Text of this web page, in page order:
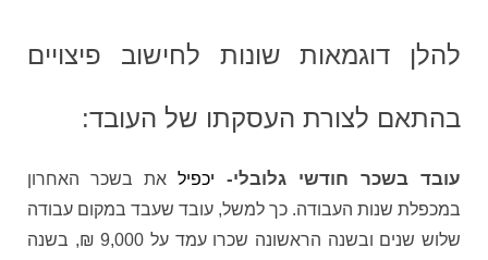
להלן דוגמאות שונות לחישוב פיצויים
בהתאם לצורת העסקתו של העובד:
עובד בשכר חודשי גלובלי- יכפיל את בשכר האחרון
במכפלת שנות העבודה. כך למשל, עובד שעבד במקום עבודה
שלוש שנים ובשנה הראשונה שכרו עמד על 9,000 ₪, בשנה